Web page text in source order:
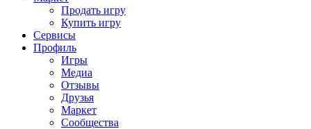
Продать игру
Купить игру
Сервисы
Профиль
Игры
Медиа
Отзывы
Друзья
Маркет
Сообщества